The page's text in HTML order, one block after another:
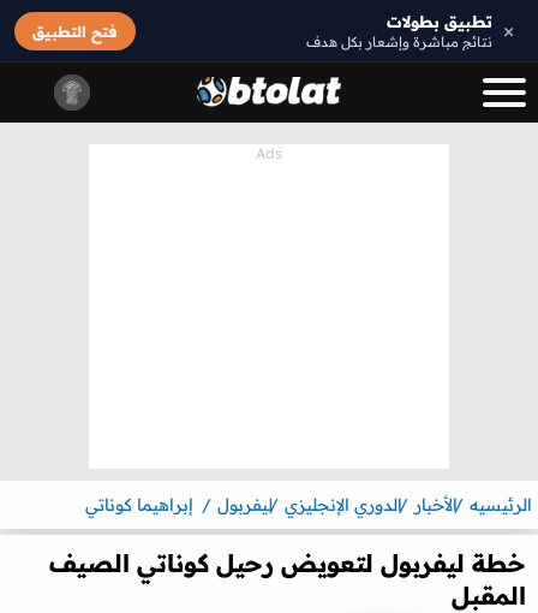
× تطبيق بطولات
نتائج مباشرة وإشعار بكل هدف
فتح التطبيق
الرئيسيه الأخبار الدوري الإنجليزي ليفربول إبراهيما كوناتي
خطة ليفربول لتعويض رحيل كوناتي الصيف
المقبل